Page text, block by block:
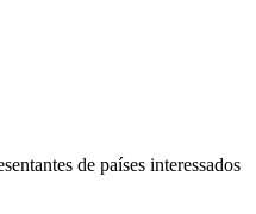
de países interessados